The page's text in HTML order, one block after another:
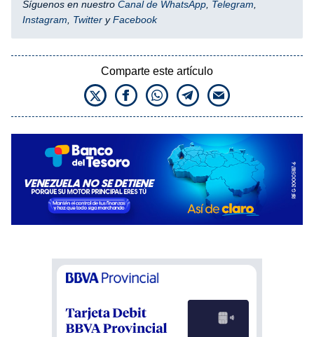
Síguenos en nuestro Canal de WhatsApp Telegram
Instagram
Twitter yFacebook
Comparte este artículo